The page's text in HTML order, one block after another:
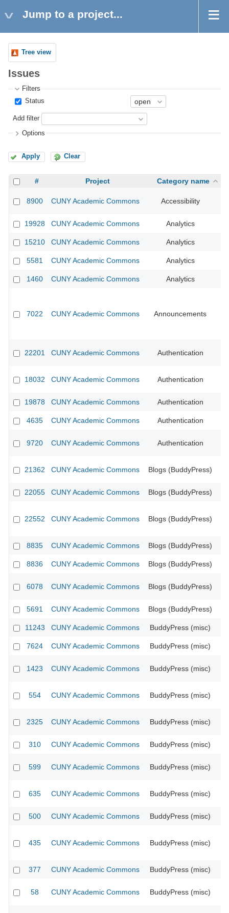
Jump to a project...
Tree view
Issues
Filters
Status
Add filter
Options
Apply Clear
# Project Category name
8900 CUNY Academic Commons Accessibility
19928 CUNY Academic Commons Analytics
15210 CUNY Academic Commons Analytics
5581 CUNY Academic Commons Analytics
1460 CUNY Academic Commons Analytics
7022 CUNY Academic Commons Announcements
22201 CUNY Academic Commons Authentication
18032 CUNY Academic Commons Authentication
19878 CUNY Academic Commons Authentication
4635 CUNY Academic Commons Authentication
9720 CUNY Academic Commons Authentication
21362 CUNY Academic Commons Blogs (BuddyPress)
22055 CUNY Academic Commons Blogs (BuddyPress)
22552 CUNY Academic Commons Blogs (BuddyPress)
8835 CUNY Academic Commons Blogs (BuddyPress)
8836 CUNY Academic Commons Blogs (BuddyPress)
6078 CUNY Academic Commons Blogs (BuddyPress)
5691 CUNY Academic Commons Blogs (BuddyPress)
11243 CUNY Academic Commons BuddyPress (misc)
7624 CUNY Academic Commons BuddyPress (misc)
1423 CUNY Academic Commons BuddyPress (misc)
554 CUNY Academic Commons BuddyPress (misc)
2325 CUNY Academic Commons BuddyPress (misc)
310 CUNY Academic Commons BuddyPress (misc)
599 CUNY Academic Commons BuddyPress (misc)
635 CUNY Academic Commons BuddyPress (misc)
500 CUNY Academic Commons BuddyPress (misc)
435 CUNY Academic Commons BuddyPress (misc)
377 CUNY Academic Commons BuddyPress (misc)
58 CUNY Academic Commons BuddyPress (misc)